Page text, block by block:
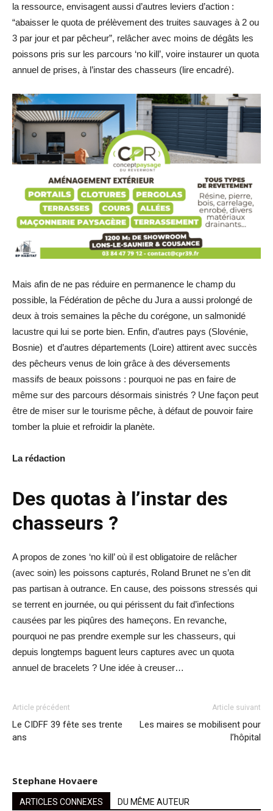
la ressource, envisagent aussi d’autres leviers d’action :
“abaisser le quota de prélèvement des truites sauvages à 2 ou
3 par jour et par pêcheur”, relâcher avec moins de dégâts les
poissons pris sur les parcours ‘no kill’, voire instaurer un quota
annuel de prises, à l’instar des chasseurs (lire encadré).
Mais afin de ne pas réduire en permanence le champ du
possible, la Fédération de pêche du Jura a aussi prolongé de
deux à trois semaines la pêche du corégone, un salmonidé
lacustre qui lui se porte bien. Enfin, d’autres pays (Slovénie,
Bosnie) et d’autres départements (Loire) attirent avec succès
des pêcheurs venus de loin grâce à des déversements
massifs de beaux poissons : pourquoi ne pas en faire de
même sur des parcours désormais sinistrés ? Une façon peut
être de miser sur le tourisme pêche, à défaut de pouvoir faire
tomber la pluie et refroidir la planète.
La rédaction
Des quotas à l’instar des
chasseurs ?
A propos de zones ‘no kill’ où il est obligatoire de relâcher
(avec soin) les poissons capturés, Roland Brunet ne s’en dit
pas partisan à outrance. En cause, des poissons stressés qui
se terrent en journée, ou qui périssent du fait d’infections
causées par les piqûres des hameçons. En revanche,
pourquoi ne pas prendre exemple sur les chasseurs, qui
depuis longtemps baguent leurs captures avec un quota
annuel de bracelets ? Une idée à creuser…
Article précédent
Le CIDFF 39 fête ses trente
ans
Article suivant
Les maires se mobilisent pour
l’hôpital
Stephane Hovaere
ARTICLES CONNEXES DU MÊME AUTEUR